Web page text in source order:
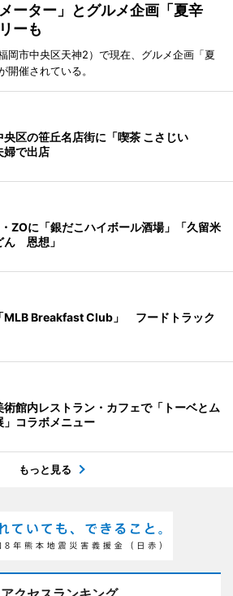
ーター」とグルメ企画「夏辛
ーも
岡市中央区天神2）で現在、グルメ企画「夏
開催されている。
央区の笹丘名店街に「喫茶 こさじい
で出店
ZOに「銀だこハイボール酒場」「久留米
ん 恩想」
MLB Breakfast Club」 フードトラック
術館内レストラン・カフェで「トーベとム
」コラボメニュー
もっと見る